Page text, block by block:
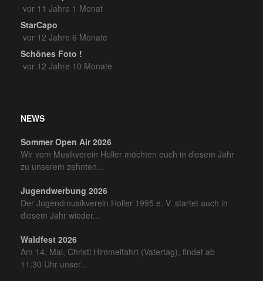
vor 11 Jahre 1 Monat
StarCapo
vor 12 Jahre 6 Monate
Schönes Foto !
vor 12 Jahre 10 Monate
NEWS
Sommer Open Air 2026
Wir vom Musikverein Holler möchten euch in diesem Jahr
zu unserem zehnten...
Jugendwerbung 2026
Der Jugendmusikverein Holler 1995 e. V. startet auch in
diesem Jahr wieder...
Waldfest 2026
Am 14. Mai, Christi Himmelfahrt (Vatertag), findet ab
11:30 Uhr unser...